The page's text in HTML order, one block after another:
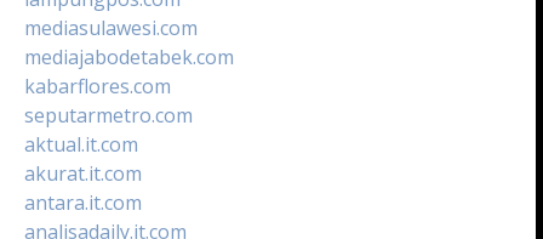
mediasulawesi.com
mediajabodetabek.com
kabarflores.com
seputarmetro.com
aktual.it.com
akurat.it.com
antara.it.com
analisadaily.it.com